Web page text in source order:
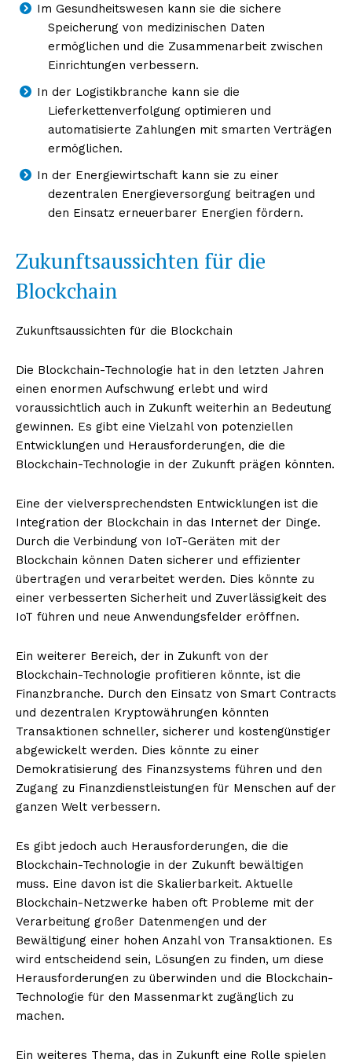
Im Gesundheitswesen kann sie die sichere
Speicherung von medizinischen Daten
ermöglichen und die Zusammenarbeit zwischen
Einrichtungen verbessern.
In der Logistikbranche kann sie die
Lieferkettenverfolgung optimieren und
automatisierte Zahlungen mit smarten Verträgen
ermöglichen.
In der Energiewirtschaft kann sie zu einer
dezentralen Energieversorgung beitragen und
den Einsatz erneuerbarer Energien fördern.
Zukunftsaussichten für die
Blockchain
Zukunftsaussichten für die Blockchain
Die Blockchain-Technologie hat in den letzten Jahren
einen enormen Aufschwung erlebt und wird
voraussichtlich auch in Zukunft weiterhin an Bedeutung
gewinnen. Es gibt eine Vielzahl von potenziellen
Entwicklungen und Herausforderungen, die die
Blockchain-Technologie in der Zukunft prägen könnten.
Eine der vielversprechendsten Entwicklungen ist die
Integration der Blockchain in das Internet der Dinge.
Durch die Verbindung von IoT-Geräten mit der
Blockchain können Daten sicherer und effizienter
übertragen und verarbeitet werden. Dies könnte zu
einer verbesserten Sicherheit und Zuverlässigkeit des
IoT führen und neue Anwendungsfelder eröffnen.
Ein weiterer Bereich, der in Zukunft von der
Blockchain-Technologie profitieren könnte, ist die
Finanzbranche. Durch den Einsatz von Smart Contracts
und dezentralen Kryptowährungen könnten
Transaktionen schneller, sicherer und kostengünstiger
abgewickelt werden. Dies könnte zu einer
Demokratisierung des Finanzsystems führen und den
Zugang zu Finanzdienstleistungen für Menschen auf der
ganzen Welt verbessern.
Es gibt jedoch auch Herausforderungen, die die
Blockchain-Technologie in der Zukunft bewältigen
muss. Eine davon ist die Skalierbarkeit. Aktuelle
Blockchain-Netzwerke haben oft Probleme mit der
Verarbeitung großer Datenmengen und der
Bewältigung einer hohen Anzahl von Transaktionen. Es
wird entscheidend sein, Lösungen zu finden, um diese
Herausforderungen zu überwinden und die Blockchain-
Technologie für den Massenmarkt zugänglich zu
machen.
Ein weiteres Thema, das in Zukunft eine Rolle spielen